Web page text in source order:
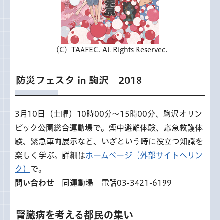
（C）TAAFEC. All Rights Reserved.
防災フェスタ in 駒沢 2018
3月10日（土曜）10時00分〜15時00分、駒沢オリン
ピック公園総合運動場で。煙中避難体験、応急救護体
験、緊急車両展示など、いざという時に役立つ知識を
楽しく学ぶ。詳細はホームページ（外部サイトへリン
ク） で。
問い合わせ 同運動場 電話03-3421-6199
腎臓病を考える都民の集い